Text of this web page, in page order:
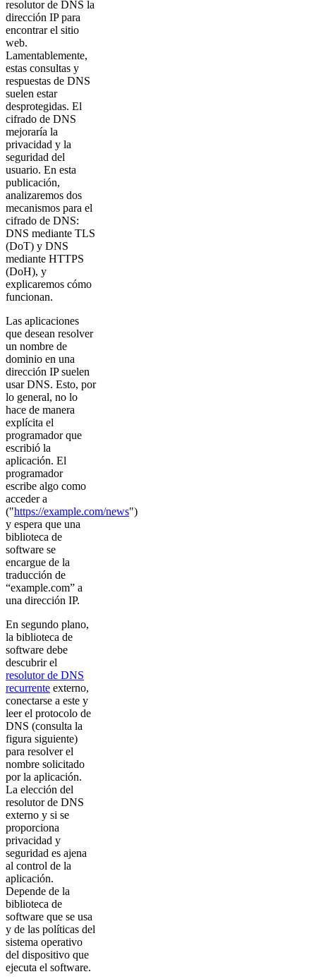
resolutor de DNS la
dirección IP para
encontrar el sitio
web.
Lamentablemente,
estas consultas y
respuestas de DNS
suelen estar
desprotegidas. El
cifrado de DNS
mejoraría la
privacidad y la
seguridad del
usuario. En esta
publicación,
analizaremos dos
mecanismos para el
cifrado de DNS:
DNS mediante TLS
(DoT) y DNS
mediante HTTPS
(DoH), y
explicaremos cómo
funcionan.
Las aplicaciones
que desean resolver
un nombre de
dominio en una
dirección IP suelen
usar DNS. Esto, por
lo general, no lo
hace de manera
explícita el
programador que
escribió la
aplicación. El
programador
escribe algo como
acceder a
("https://example.com/news")
y espera que una
biblioteca de
software se
encargue de la
traducción de
“example.com” a
una dirección IP.
En segundo plano,
la biblioteca de
software debe
descubrir el
resolutor de DNS
recurrente externo,
conectarse a este y
leer el protocolo de
DNS (consulta la
figura siguiente)
para resolver el
nombre solicitado
por la aplicación.
La elección del
resolutor de DNS
externo y si se
proporciona
privacidad y
seguridad es ajena
al control de la
aplicación.
Depende de la
biblioteca de
software que se usa
y de las políticas del
sistema operativo
del dispositivo que
ejecuta el software.